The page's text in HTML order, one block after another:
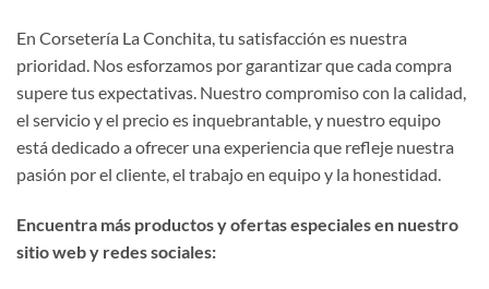
En Corsetería La Conchita, tu satisfacción es nuestra
prioridad. Nos esforzamos por garantizar que cada compra
supere tus expectativas. Nuestro compromiso con la calidad,
el servicio y el precio es inquebrantable, y nuestro equipo
está dedicado a ofrecer una experiencia que refleje nuestra
pasión por el cliente, el trabajo en equipo y la honestidad.
Encuentra más productos y ofertas especiales en nuestro
sitio web y redes sociales: